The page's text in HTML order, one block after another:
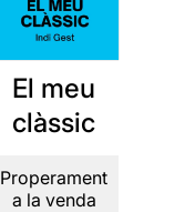
El meu
clàssic
Properament
a la venda